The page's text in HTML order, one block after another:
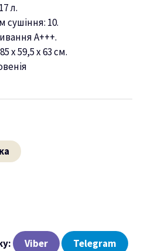
л.
сушіння: 10.
А+++.
х 59,5 х 63 см.
Viber Telegram